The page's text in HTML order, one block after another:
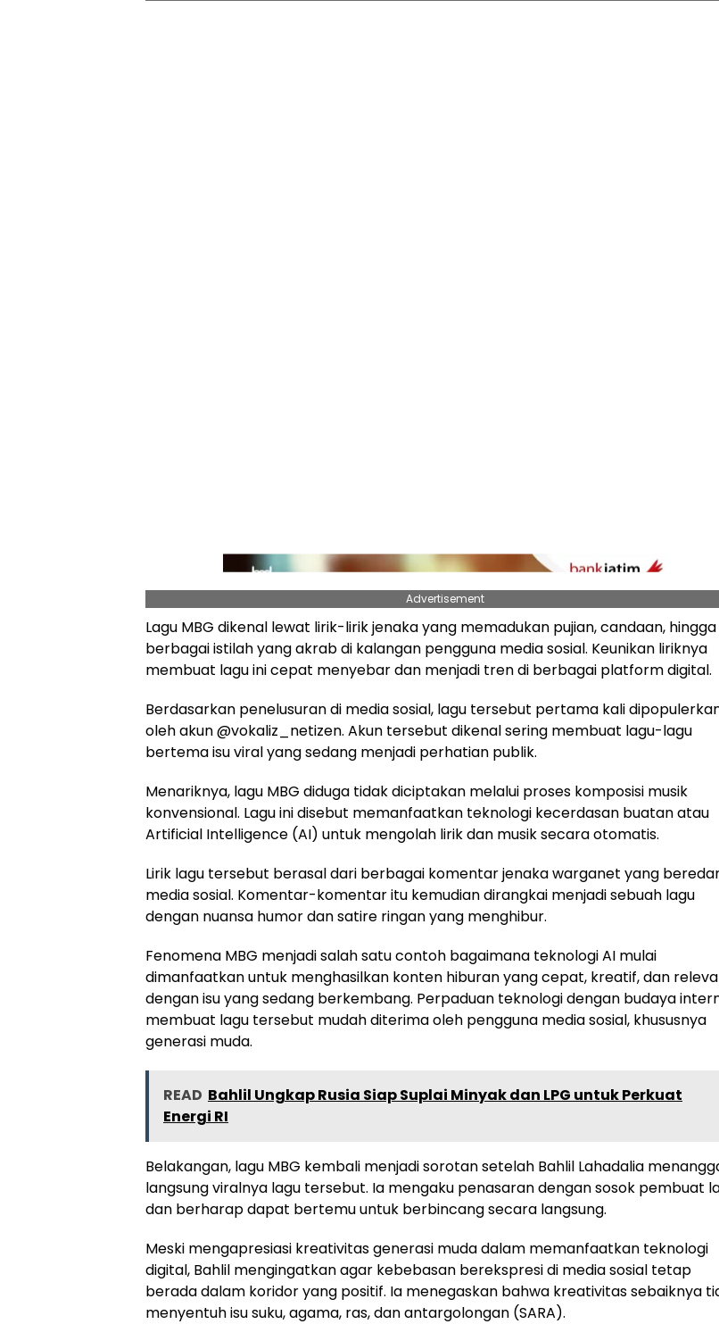
Advertisement
Lagu MBG dikenal lewat lirik-lirik jenaka yang memadukan pujian, candaan, hingga
berbagai istilah yang akrab di kalangan pengguna media sosial. Keunikan liriknya
membuat lagu ini cepat menyebar dan menjadi tren di berbagai platform digital.
Berdasarkan penelusuran di media sosial, lagu tersebut pertama kali
oleh akun @vokaliz_netizen. Akun tersebut dikenal sering membuat lagu-lagu
bertema isu viral yang sedang menjadi perhatian publik.
Menariknya, lagu MBG diduga tidak diciptakan melalui proses komposisi musik
konvensional. Lagu ini disebut memanfaatkan teknologi kecerdasan buatan atau
Artificial Intelligence (AI) untuk mengolah lirik dan musik secara otomatis.
Lirik lagu tersebut berasal dari berbagai komentar jenaka warganet yang
media sosial. Komentar-komentar itu kemudian dirangkai menjadi sebuah lagu
dengan nuansa humor dan satire ringan yang menghibur.
Fenomena MBG menjadi salah satu contoh bagaimana teknologi AI mulai
dimanfaatkan untuk menghasilkan konten hiburan yang cepat, kreatif, dan
dengan isu yang sedang berkembang. Perpaduan teknologi dengan budaya
membuat lagu tersebut mudah diterima oleh pengguna media sosial, khususnya
generasi muda.
READ Bahlil Ungkap Rusia Siap Suplai Minyak dan LPG untuk Perkuat
Energi RI
Belakangan, lagu MBG kembali menjadi sorotan setelah Bahlil Lahadalia
langsung viralnya lagu tersebut. Ia mengaku penasaran dengan sosok pembuat
dan berharap dapat bertemu untuk berbincang secara langsung.
Meski mengapresiasi kreativitas generasi muda dalam memanfaatkan teknologi
digital, Bahlil mengingatkan agar kebebasan berekspresi di media sosial tetap
berada dalam koridor yang positif. Ia menegaskan bahwa kreativitas sebaiknya
menyentuh isu suku, agama, ras, dan antargolongan (SARA).